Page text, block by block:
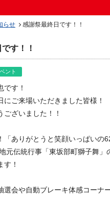
らせ 感謝祭最終日です！！
す！！
ント
です！
にご来場いただきました皆様！
ございました！！
「ありがとうと笑顔いっぱいの
元伝統行事「東坂部町獅子舞」
す！
選会や自動ブレーキ体感コーナ